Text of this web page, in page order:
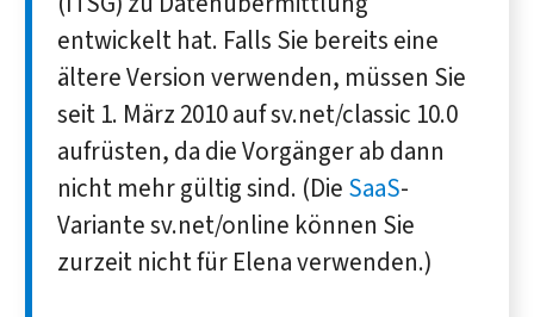
entwickelt hat. Falls Sie bereits eine
ältere Version verwenden, müssen Sie
seit 1. März 2010 auf sv.net/classic 10.0
aufrüsten, da die Vorgänger ab dann
nicht mehr gültig sind. (Die SaaS-
Variante sv.net/online können Sie
zurzeit nicht für Elena verwenden.)